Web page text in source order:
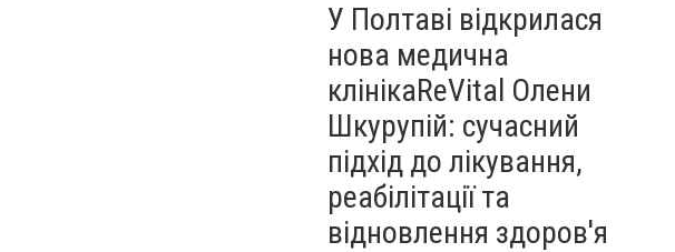
У Полтаві відкрилася
нова медична
клінікаReVital Олени
Шкурупій: сучасний
підхід до лікування,
реабілітації та
відновлення здоров'я